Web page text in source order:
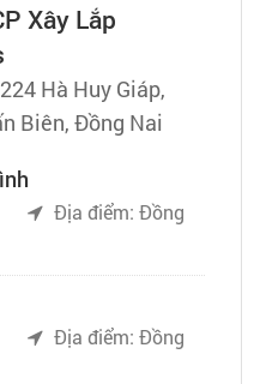
Xây Lắp
Hà Huy Giáp,
Biên, Đồng Nai
Địa điểm: Đồng
Địa điểm: Đồng